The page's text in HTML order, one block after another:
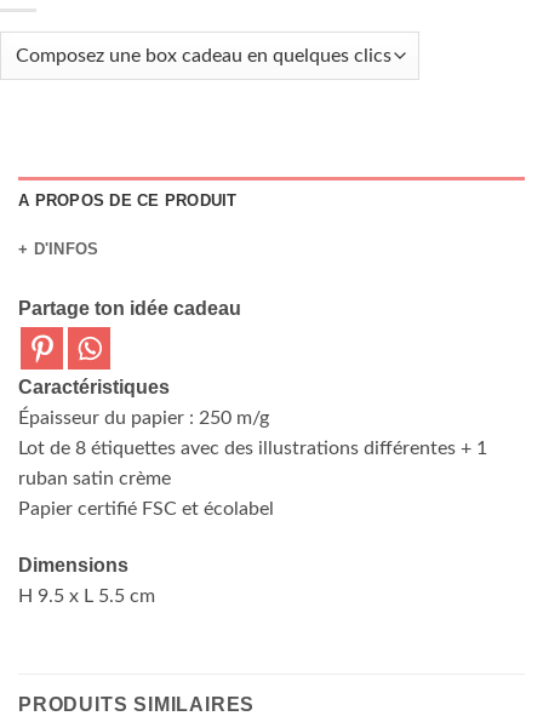
A PROPOS DE CE PRODUIT
+ D'INFOS
Partage ton idée cadeau
Caractéristiques
Épaisseur du papier : 250 m/g
Lot de 8 étiquettes avec des illustrations différentes + 1
ruban satin crème
Papier certifié FSC et écolabel
Dimensions
H 9.5 x L 5.5 cm
PRODUITS SIMILAIRES